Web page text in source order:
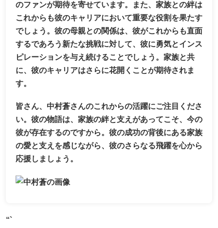
のファンが期待を寄せています。また、家族との絆は
これからも彼のキャリアにおいて重要な役割を果たす
でしょう。彼の母親との関係は、彼がこれからも直面
するであろう新たな挑戦に対して、彼に勇気とインス
ピレーションを与え続けることでしょう。家族と共
に、彼のキャリアはさらに花開くことが期待されま
す。
皆さん、中村蒼さんのこれからの活躍にご注目くださ
い。彼の物語は、家族の絆と支えがあってこそ、今の
彼が存在するのですから。彼の成功の背後にある家族
の愛と支えを感じながら、彼のさらなる飛躍を心から
応援しましょう。
“`